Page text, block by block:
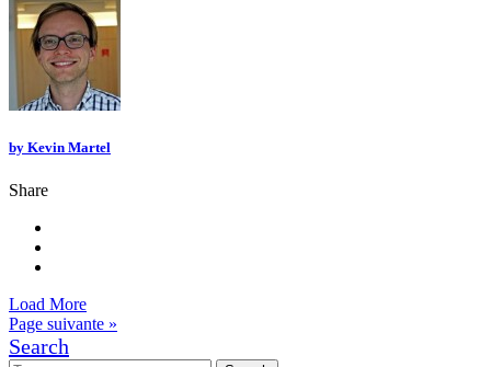
by Kevin Martel
Share
Load More
Page suivante »
Search